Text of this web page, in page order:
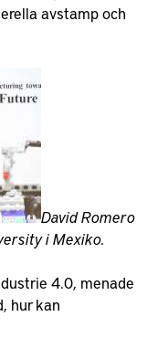
avstamp och
David Romero
i Mexiko.
4.0, menade
hur kan